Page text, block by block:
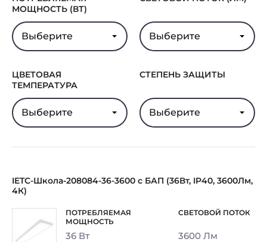
Масса
В реестре
Минпромторга
Нет
МОЩНОСТЬ (ВТ)
Выберите Выберите
ЦВЕТОВАЯ
ТЕМПЕРАТУРА
Выберите
СТЕПЕНЬ ЗАЩИТЫ
Выберите
IETC-Школа-208084-36-3600 с БАП (36Вт, IP40, 3600Лм,
4К)
36 Вт 3600 Лм